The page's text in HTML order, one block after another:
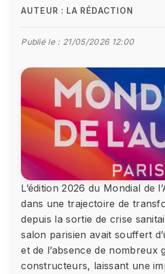
AUTEUR : LA RÉDACTION
Publié le : 21/05/2026 12:00
L’édition 2026 du Mondial de
dans une trajectoire de
depuis la sortie de crise
salon parisien avait souffert
et de l’absence de nombreux
constructeurs, laissant une